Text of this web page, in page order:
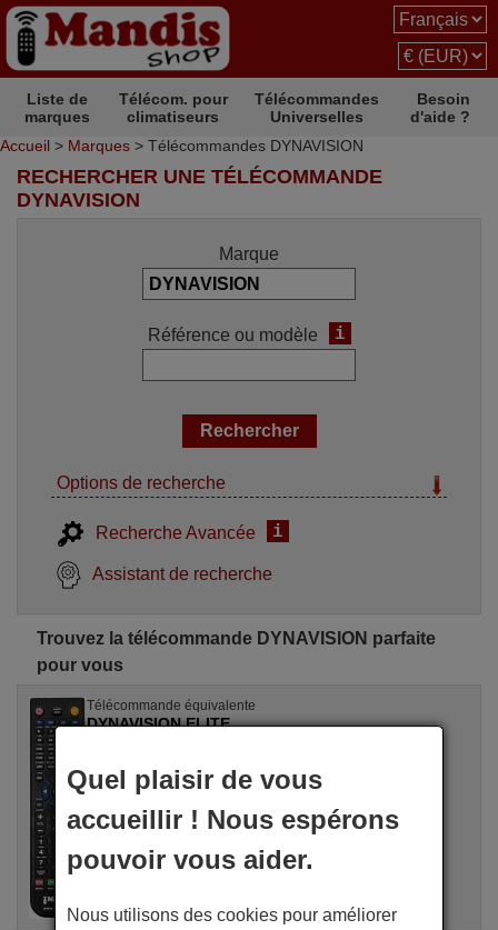
Liste de
marques
Télécom. pour
climatiseurs
Télécommandes
Universelles
Besoin
d'aide ?
Accueil > Marques > Télécommandes DYNAVISION
RECHERCHER UNE TÉLÉCOMMANDE
DYNAVISION
Marque
Référence ou modèle i
Options de recherche
Recherche Avancée i
Assistant de recherche
Trouvez la télécommande DYNAVISION parfaite
pour vous
Télécommande équivalente
DYNAVISION ELITE
20,50 € (TVA incluse)
DYNAVISION
Pour ELITE
Quel plaisir de vous
accueillir ! Nous espérons
pouvoir vous aider.
Nous utilisons des cookies pour améliorer